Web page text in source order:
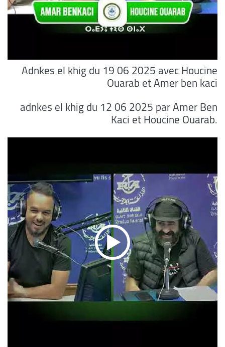
Adnkes el khig du 19 06 2025 avec Houcine
Ouarab et Amer ben kaci
adnkes el khig du 12 06 2025 par Amer Ben
Kaci et Houcine Ouarab.